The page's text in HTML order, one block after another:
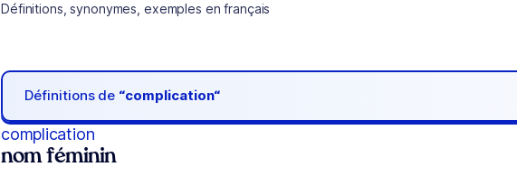
Définitions, synonymes, exemples en français
Définitions de “complication“
complication
nom féminin